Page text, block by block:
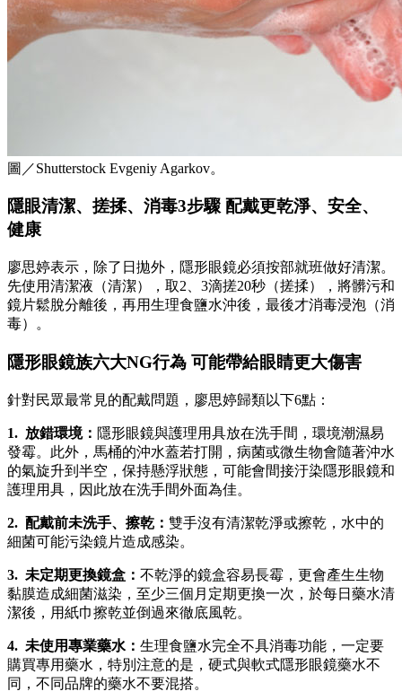
圖／Shutterstock Evgeniy Agarkov。
隱眼清潔、搓揉、消毒3步驟 配戴更乾淨、安全、
健康
廖思婷表示，除了日拋外，隱形眼鏡必須按部就班做好清潔。
先使用清潔液（清潔），取2、3滴搓20秒（搓揉），將髒污和
鏡片鬆脫分離後，再用生理食鹽水沖後，最後才消毒浸泡（消
毒）。
隱形眼鏡族六大NG行為 可能帶給眼睛更大傷害
針對民眾最常見的配戴問題，廖思婷歸類以下6點：
1. 放錯環境： 隱形眼鏡與護理用具放在洗手間，環境潮濕易
發霉。此外，馬桶的沖水蓋若打開，病菌或微生物會隨著沖水
的氣旋升到半空，保持懸浮狀態，可能會間接汙染隱形眼鏡和
護理用具，因此放在洗手間外面為佳。
2. 配戴前未洗手、擦乾： 雙手沒有清潔乾淨或擦乾，水中的
細菌可能污染鏡片造成感染。
3. 未定期更換鏡盒： 不乾淨的鏡盒容易長霉，更會產生生物
黏膜造成細菌滋染，至少三個月定期更換一次，於每日藥水清
潔後，用紙巾擦乾並倒過來徹底風乾。
4. 未使用專業藥水： 生理食鹽水完全不具消毒功能，一定要
購買專用藥水，特別注意的是，硬式與軟式隱形眼鏡藥水不
同，不同品牌的藥水不要混搭。